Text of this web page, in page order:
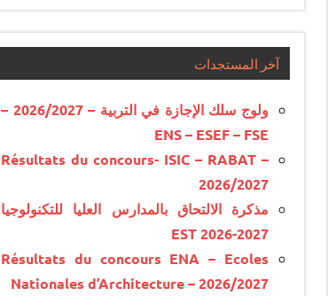
آخر المستجدات
ولوج سلك الإجازة في التربية – 2026/2027 –
ENS – ESEF – FSE
Résultats du concours- ISIC – RABAT –
2026/2027
مذكرة الالتحاق بالمدارس العليا للتكنولوجيا
EST 2026-2027
Résultats du concours ENA – Ecoles
Nationales d’Architecture – 2026/2027